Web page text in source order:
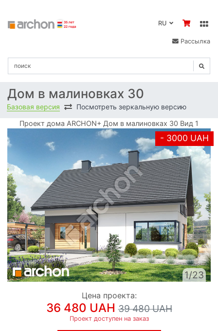
Рассылка
Дом в малиновках 30
Базовая версия Посмотреть зеркальную версию
Проект дома ARCHON+ Дом в малиновках 30 Вид 1
- 3000 UAH
1/23
Цена проекта:
36 480 UAH39 480 UAH
Проект доступен на заказ